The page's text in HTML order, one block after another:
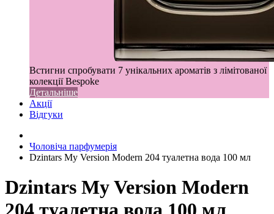
Встигни спробувати 7 унікальних ароматів з лімітованої
колекції Bespoke
Детальніше
Акції
Відгуки
Чоловіча парфумерія
Dzintars My Version Modern 204 туалетна вода 100 мл
Dzintars My Version Modern